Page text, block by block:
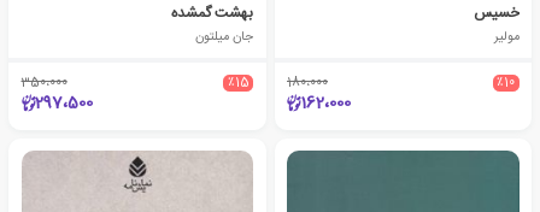
خسیس
مولیر
٪10 180،000
162،000
بهشت گمشده
جان میلتون
٪15 350،000
297،500